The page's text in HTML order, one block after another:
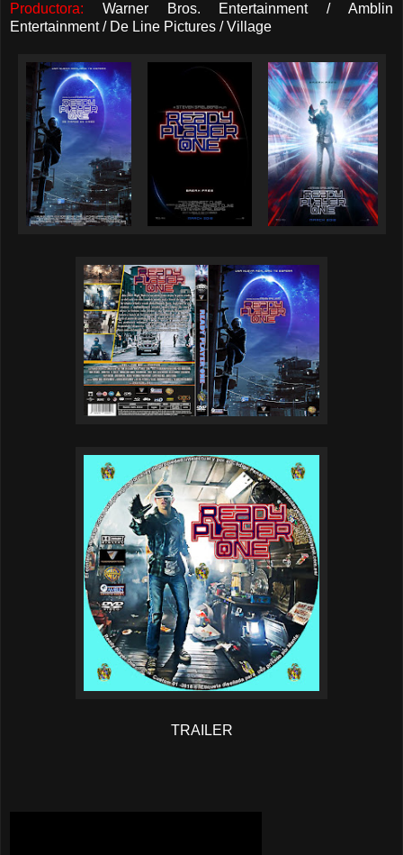
Productora: Warner Bros. Entertainment / Amblin
Entertainment / De Line Pictures / Village
TRAILER